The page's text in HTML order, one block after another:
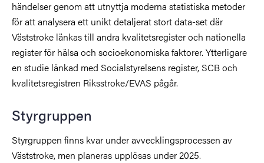
händelser genom att utnyttja moderna statistiska metoder
för att analysera ett unikt detaljerat stort data-set där
Väststroke länkas till andra kvalitetsregister och nationella
register för hälsa och socioekonomiska faktorer. Ytterligare
en studie länkad med Socialstyrelsens register, SCB och
kvalitetsregistren Riksstroke/EVAS pågår.
Styrgruppen
Styrgruppen finns kvar under avvecklingsprocessen av
Väststroke, men planeras upplösas under 2025.